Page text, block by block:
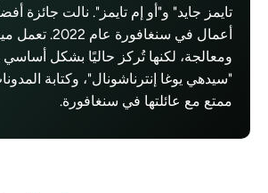
أعمال في سنغافورة
ومعالجة، لكنها تُركز حاليًا بشكل أساسي
"سيدهي يوغا إنترناشونال"، وكتابة
ممتع مع عائلتها في سنغافورة.